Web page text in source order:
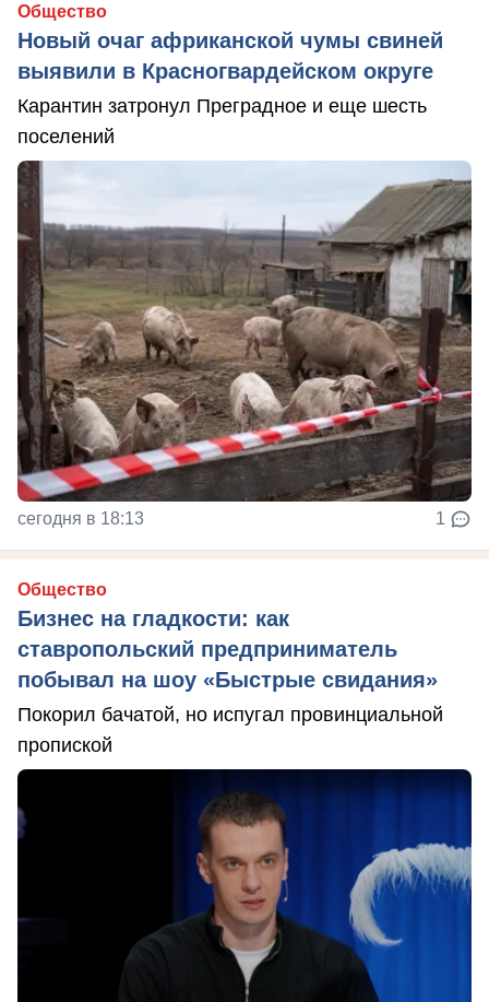
Общество
Новый очаг африканской чумы свиней
выявили в Красногвардейском округе
Карантин затронул Преградное и еще шесть
поселений
сегодня в 18:13 1
Общество
Бизнес на гладкости: как
ставропольский предприниматель
побывал на шоу «Быстрые свидания»
Покорил бачатой, но испугал провинциальной
пропиской